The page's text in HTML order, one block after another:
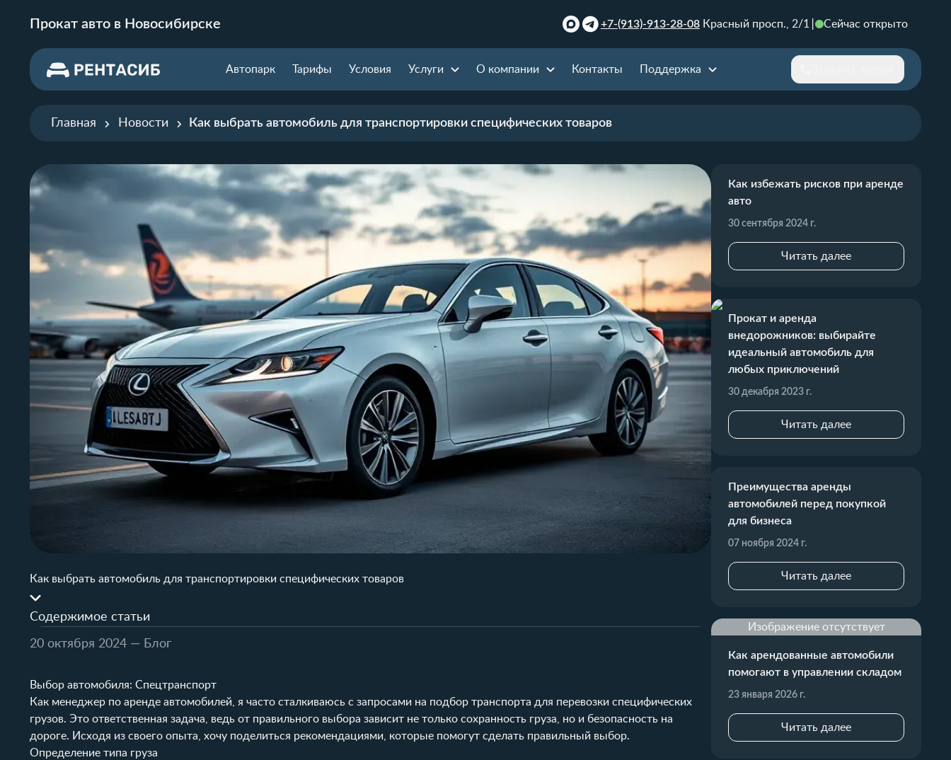
Прокат авто в Новосибирске +7-(913)-913-28-08 Красный просп., 2/1 Сейчас открыто
Автопарк Тарифы Условия Услуги О компании Контакты Поддержка
Главная Новости Как выбрать автомобиль для транспортировки специфических товаров
Как выбрать автомобиль для транспортировки специфических товаров
Содержимое статьи
20 октября 2024 — Блог
Выбор автомобиля: Спецтранспорт
Как менеджер по аренде автомобилей, я часто сталкиваюсь с запросами на подбор транспорта для перевозки специфических
грузов. Это ответственная задача, ведь от правильного выбора зависит не только сохранность груза, но и безопасность на
дороге. Исходя из своего опыта, хочу поделиться рекомендациями, которые помогут сделать правильный выбор.
Определение типа груза
Как избежать рисков при аренде
авто
30 сентября 2024 г.
Читать далее
Прокат и аренда
внедорожников: выбирайте
идеальный автомобиль для
любых приключений
30 декабря 2023 г.
Читать далее
Преимущества аренды
автомобилей перед покупкой
для бизнеса
07 ноября 2024 г.
Читать далее
Изображение отсутствует
Как арендованные автомобили
помогают в управлении складом
23 января 2026 г.
Читать далее